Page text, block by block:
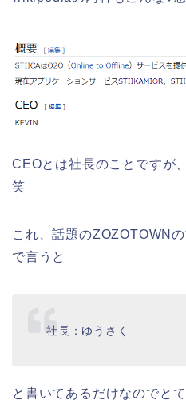
CEOとは社長のことですが
笑
これ、話題のZOZOTOWN
で言うと
社長：ゆうさく
と書いてあるだけなのでと